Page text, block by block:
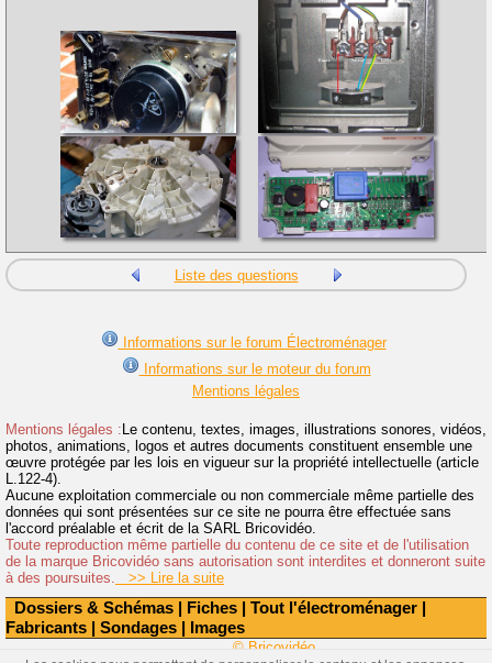
Dossiers & Schémas | Fiches | Tout l'électroménager |
Fabricants | Sondages | Images
Liste des questions
Informations sur le forum Électroménager
Informations sur le moteur du forum
Mentions légales
Mentions légales : Le contenu, textes, images, illustrations sonores, vidéos,
photos, animations, logos et autres documents constituent ensemble une
œuvre protégée par les lois en vigueur sur la propriété intellectuelle (article
L.122-4).
Aucune exploitation commerciale ou non commerciale même partielle des
données qui sont présentées sur ce site ne pourra être effectuée sans
l'accord préalable et écrit de la SARL Bricovidéo.
Toute reproduction même partielle du contenu de ce site et de l'utilisation
de la marque Bricovidéo sans autorisation sont interdites et donneront suite
à des poursuites. >> Lire la suite
© Bricovidéo